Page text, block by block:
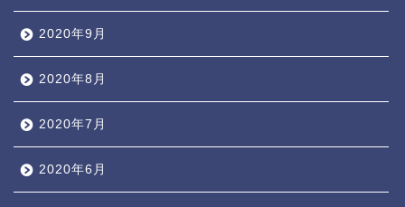
2020年9月
2020年8月
2020年7月
2020年6月